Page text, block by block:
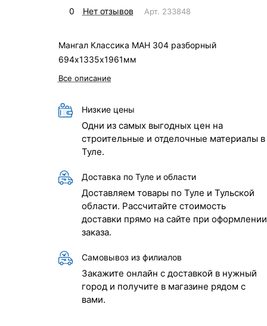
0 Нет отзывов Арт. 233848
Мангал Классика МАН 304 разборный
694х1335х1961мм
Все описание
Низкие цены
Одни из самых выгодных цен на
строительные и отделочные материалы в
Туле.
Доставка по Туле и области
Доставляем товары по Туле и Тульской
области. Рассчитайте стоимость
доставки прямо на сайте при оформлении
заказа.
Самовывоз из филиалов
Закажите онлайн с доставкой в нужный
город и получите в магазине рядом с
вами.